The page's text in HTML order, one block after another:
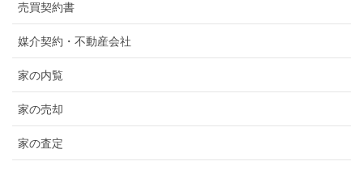
売買契約書
媒介契約・不動産会社
家の内覧
家の売却
家の査定